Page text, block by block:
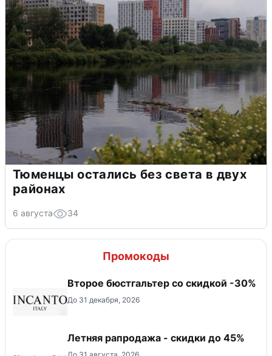
Тюменцы остались без света в двух
районах
6 августа 34
Промокоды
Второе бюстгальтер со скидкой -30%
До 31 декабря, 2026
Летняя рапродажа - скидки до 45%